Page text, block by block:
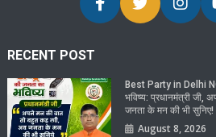
RECENT POST
Best Party in Delhi
भविष्य: प्रधानमंत्री जी,
जनता के मन की भी सुनिए!
August 8, 2026